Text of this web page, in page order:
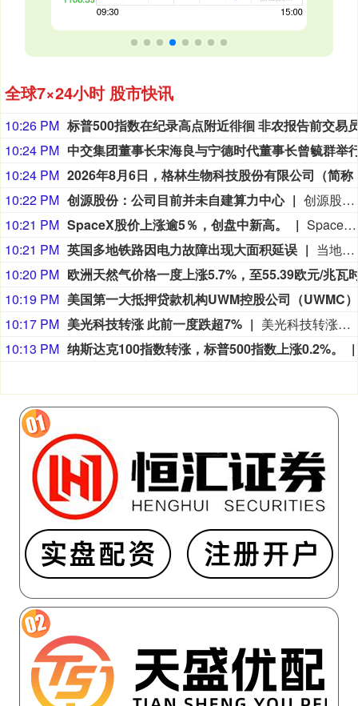
全球7×24小时 股市快讯
10:26 PM
10:24 PM
10:24 PM
10:22 PM 创源股份：公司目前并未自建算力中心
创源股份(300703)8月6日在互动平台回复称，公司目前并未自建算力中心，更多聚焦于算力资源的应用，通过与外部算力服务商合作，积极建设AIGC技术平台。目前AIGC技术平台对公司业绩不产生直接影响。
10:21 PM SpaceX股价上涨逾5％，创盘中新高。
SpaceX股价上涨逾5％，创盘中新高。
10:21 PM 英国多地铁路因电力故障出现大面积延误
当地时间6日，英国国家铁路公司表示，由于一处通信中心发生电力故障，英格兰中部和北部地区铁路运输出现大面积延误，受波及区域包括大曼彻斯特等地。该公司表示，相关地区部分列车将停运、延误或重新安排车次，预计此次铁路运输中断将至少持续至当天结束。（央视新闻）
10:20 PM
10:19 PM
10:17 PM 美光科技转涨 此前一度跌超7%
美光科技转涨，此前一度跌超7%。希捷科技收复8%的跌幅后涨近2%。其他存储股也大幅收窄跌幅。
10:13 PM 纳斯达克100指数转涨，标普500指数上涨0.2%。